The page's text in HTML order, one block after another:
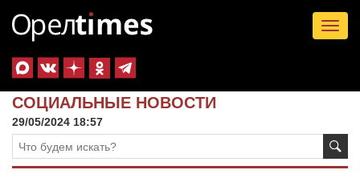
СОЦИАЛЬНЫЕ НОВОСТИ
29/05/2024 18:57